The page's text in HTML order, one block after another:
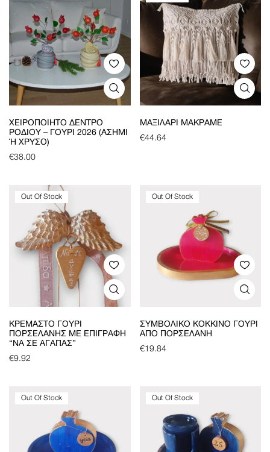
ΧΕΙΡΟΠΟΊΗΤΟ ΔΈΝΤΡΟ
ΡΟΔΙΟΎ – ΓΟΎΡΙ 2026 (ΑΣΗΜΊ
Ή ΧΡΥΣΌ)
€38.00
ΜΑΞΙΛΆΡΙ ΜΑΚΡΑΜΈ
€44.64
Out Of Stock
ΚΡΕΜΑΣΤΌ ΓΟΎΡΙ
ΠΟΡΣΕΛΆΝΗΣ ΜΕ ΕΠΙΓΡΑΦΉ
“ΝΑ ΣΕ ΑΓΑΠΆΣ”
€9.92
Out Of Stock
ΣΥΜΒΟΛΙΚΌ ΚΌΚΚΙΝΟ ΓΟΎΡΙ
ΑΠΌ ΠΟΡΣΕΛΆΝΗ
€19.84
Out Of Stock Out Of Stock